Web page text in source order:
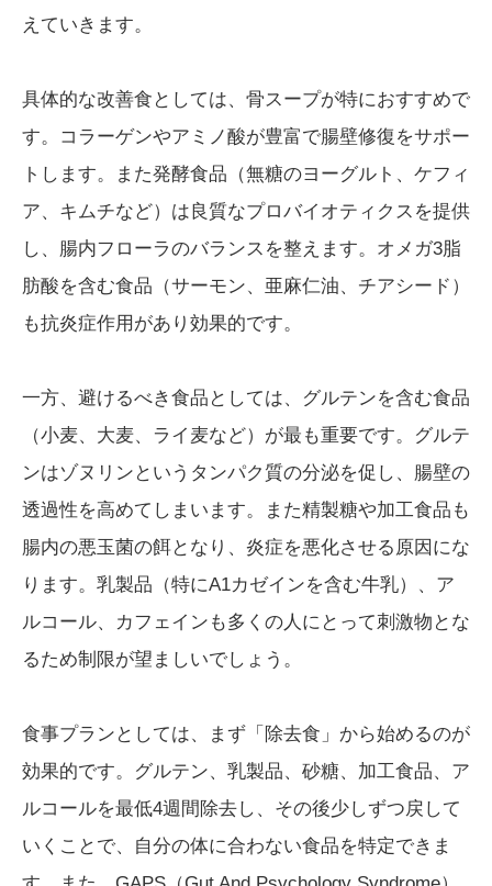
えていきます。
具体的な改善食としては、骨スープが特におすすめで
す。コラーゲンやアミノ酸が豊富で腸壁修復をサポー
トします。また発酵食品（無糖のヨーグルト、ケフィ
ア、キムチなど）は良質なプロバイオティクスを提供
し、腸内フローラのバランスを整えます。オメガ3脂
肪酸を含む食品（サーモン、亜麻仁油、チアシード）
も抗炎症作用があり効果的です。
一方、避けるべき食品としては、グルテンを含む食品
（小麦、大麦、ライ麦など）が最も重要です。グルテ
ンはゾヌリンというタンパク質の分泌を促し、腸壁の
透過性を高めてしまいます。また精製糖や加工食品も
腸内の悪玉菌の餌となり、炎症を悪化させる原因にな
ります。乳製品（特にA1カゼインを含む牛乳）、ア
ルコール、カフェインも多くの人にとって刺激物とな
るため制限が望ましいでしょう。
食事プランとしては、まず「除去食」から始めるのが
効果的です。グルテン、乳製品、砂糖、加工食品、ア
ルコールを最低4週間除去し、その後少しずつ戻して
いくことで、自分の体に合わない食品を特定できま